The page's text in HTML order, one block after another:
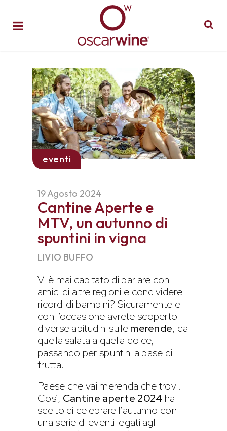
eventi
19 Agosto 2024
Cantine Aperte e
MTV, un autunno di
spuntini in vigna
LIVIO BUFFO
Vi è mai capitato di parlare con
amici di altre regioni e condividere i
ricordi di bambini? Sicuramente e
con l’occasione avrete scoperto
diverse abitudini sullemerende, da
quella salata a quella dolce,
passando per spuntini a base di
frutta.
Paese che vai merenda che trovi.
Così, Cantine aperte 2024 ha
scelto di celebrare l’autunno con
una serie di eventi legati agli